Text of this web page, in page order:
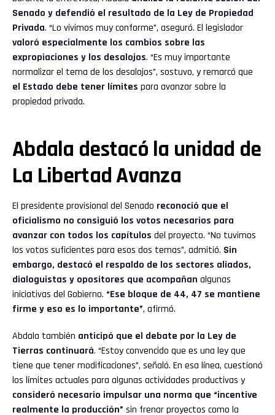
Senado y defendió el resultado de la Ley de Propiedad
Privada. “Lo vivimos muy conforme”, aseguró. El legislador
valoró especialmente los cambios sobre las
expropiaciones y los desalojos. “Es muy importante
normalizar el tema de los desalojos”, sostuvo, y remarcó que
el Estado debe tener límites para avanzar sobre la
propiedad privada.
Abdala destacó la unidad de
La Libertad Avanza
El presidente provisional del Senado reconoció que el
oficialismo no consiguió los votos necesarios para
avanzar con todos los capítulos del proyecto. “No tuvimos
los votos suficientes para esos dos temas”, admitió. Sin
embargo, destacó el respaldo de los sectores aliados,
dialoguistas y opositores que acompañan algunas
iniciativas del Gobierno. “Ese bloque de 44, 47 se mantiene
firme y eso es lo importante”, afirmó.
Abdala también anticipó que el debate por la Ley de
Tierras continuará. “Estoy convencido que es una ley que
tiene que tener modificaciones”, señaló. En esa línea, cuestionó
los límites actuales para algunas actividades productivas y
consideró necesario impulsar una norma que “incentive
realmente la producción” sin frenar proyectos como la